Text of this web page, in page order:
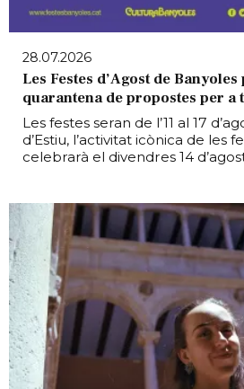
28.07.2026
Les Festes d’Agost de
quarantena de propostes per a
Les festes seran de l’11 al 17
d’Estiu, l’activitat icònica de les
celebrarà el divendres 14